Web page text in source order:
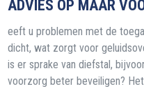
ADVIES OP MAAR
eeft u problemen met de
dicht, wat zorgt voor
is er sprake van diefstal,
voorzorg beter beveiligen?